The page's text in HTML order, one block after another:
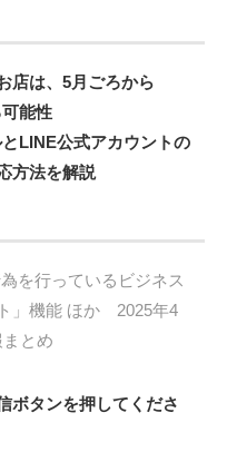
店は、5月ごろから
能性
LINE公式アカウントの
方法を解説
を行っているビジネス
」機能 ほか 2025年4
とめ
ボタンを押してくださ